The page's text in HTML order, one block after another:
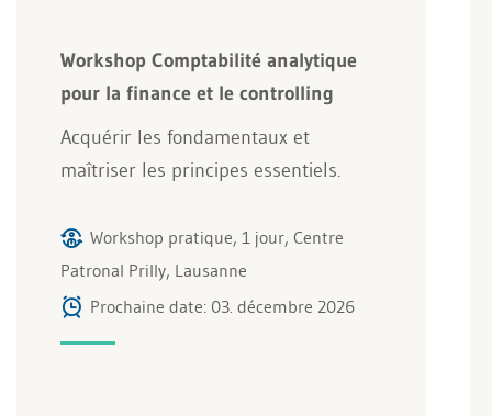
Workshop Comptabilité analytique
pour la finance et le controlling
Acquérir les fondamentaux et
maîtriser les principes essentiels.
Workshop pratique, 1 jour, Centre
Patronal Prilly, Lausanne
Prochaine date: 03. décembre 2026